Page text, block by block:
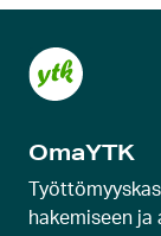
OmaYTK
hakemiseen